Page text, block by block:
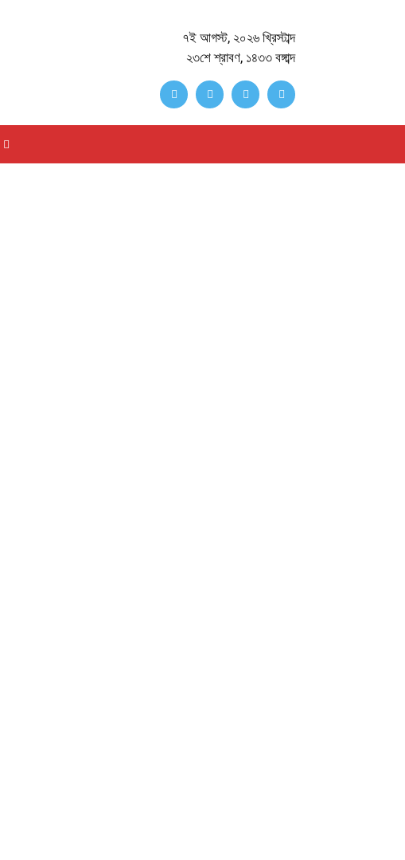
৭ই আগস্ট, ২০২৬ খ্রিস্টাব্দ
২৩শে শ্রাবণ, ১৪৩৩ বঙ্গাব্দ